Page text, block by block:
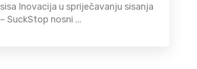
sisa Inovacija u spriječavanju sisanja
– SuckStop nosni ...